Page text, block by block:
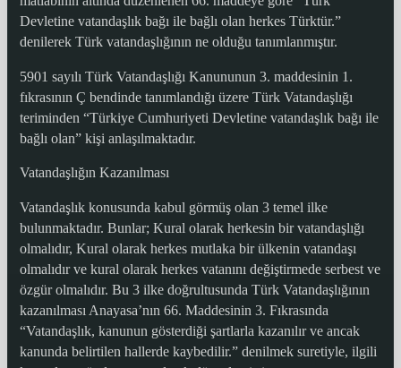
Devletine vatandaşlık bağı ile bağlı olan herkes Türktür.”
denilerek Türk vatandaşlığının ne olduğu tanımlanmıştır.
5901 sayılı Türk Vatandaşlığı Kanununun 3. maddesinin 1.
fıkrasının Ç bendinde tanımlandığı üzere Türk Vatandaşlığı
teriminden “Türkiye Cumhuriyeti Devletine vatandaşlık bağı ile
bağlı olan” kişi anlaşılmaktadır.
Vatandaşlığın Kazanılması
Vatandaşlık konusunda kabul görmüş olan 3 temel ilke
bulunmaktadır. Bunlar; Kural olarak herkesin bir vatandaşlığı
olmalıdır, Kural olarak herkes mutlaka bir ülkenin vatandaşı
olmalıdır ve kural olarak herkes vatanını değiştirmede serbest ve
özgür olmalıdır. Bu 3 ilke doğrultusunda Türk Vatandaşlığının
kazanılması Anayasa’nın 66. Maddesinin 3. Fıkrasında
“Vatandaşlık, kanunun gösterdiği şartlarla kazanılır ve ancak
kanunda belirtilen hallerde kaybedilir.” denilmek suretiyle, ilgili